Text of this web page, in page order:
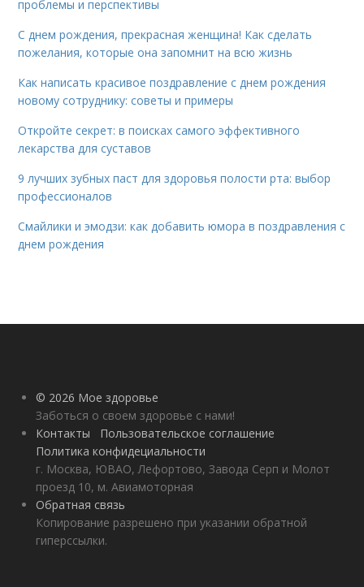
проблемы и перспективы
С днем рождения, прекрасная женщина! Как сделать
пожелания, которые она запомнит на всю жизнь
Как написать красивое поздравление с днем рождения
новому сотруднику: советы и примеры
Откройте секрет: в поисках самого эффективного
лекарства для суставов
9 лучших зубных паст для здоровья полости рта: выбор
профессионалов
Смайлики и эмодзи: как добавить юмора в поздравления с
днем рождения
© 2026 Мое здоровье
Заботься о своем здоровье с нами!
Контакты
Пользовательское соглашение
Политика конфидециальности
г. Москва, ЮВАО, Лефортово, Завода Серп и Молот
проезд 10, м. Авиамоторная
Обратная связь
Копирование разрешено при указании обратной
гиперссылки.